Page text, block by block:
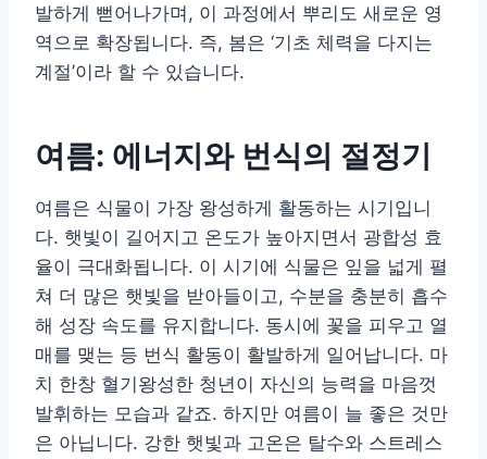
발하게 뻗어나가며, 이 과정에서 뿌리도 새로운 영
역으로 확장됩니다. 즉, 봄은 ‘기초 체력을 다지는
계절’이라 할 수 있습니다.
여름: 에너지와 번식의 절정기
여름은 식물이 가장 왕성하게 활동하는 시기입니
다. 햇빛이 길어지고 온도가 높아지면서 광합성 효
율이 극대화됩니다. 이 시기에 식물은 잎을 넓게 펼
쳐 더 많은 햇빛을 받아들이고, 수분을 충분히 흡수
해 성장 속도를 유지합니다. 동시에 꽃을 피우고 열
매를 맺는 등 번식 활동이 활발하게 일어납니다. 마
치 한창 혈기왕성한 청년이 자신의 능력을 마음껏
발휘하는 모습과 같죠. 하지만 여름이 늘 좋은 것만
은 아닙니다. 강한 햇빛과 고온은 탈수와 스트레스